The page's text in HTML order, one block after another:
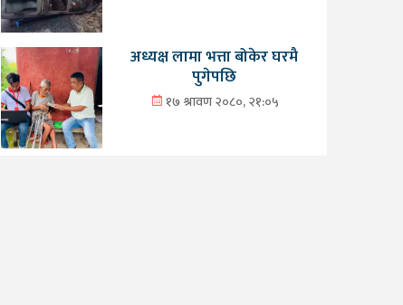
अध्यक्ष लामा भत्ता बोकेर घरमै
पुगेपछि
१७ श्रावण २०८०, २१:०५